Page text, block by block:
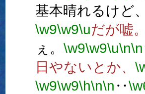
基本晴れるけど
\w9\w9\uだが嘘
ぇ。 \w9\w9\u\n\n
日やないとか、
\w9\w9\h\n\n ‥